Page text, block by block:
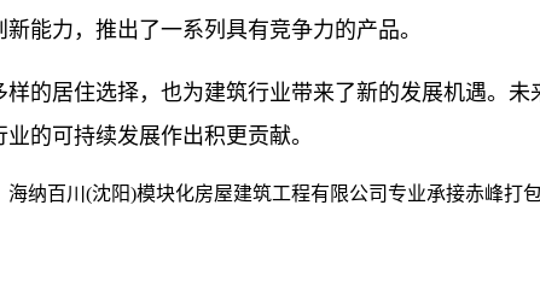
能力，推出了一系列具有竞争力的产品。
的居住选择，也为建筑行业带来了新的发展机遇。
的可持续发展作出积更贡献。
纳百川(沈阳)模块化房屋建筑工程有限公司专业承接赤峰打